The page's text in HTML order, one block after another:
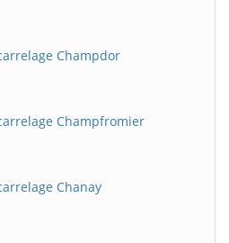
Champdor
Champfromier
Chanay